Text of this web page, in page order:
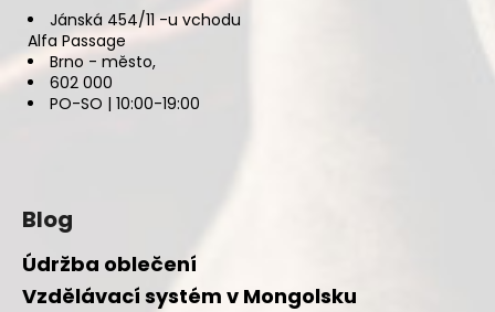
Jánská 454/11 -u vchodu
Alfa Passage
Brno - město,
602 000
PO-SO | 10:00-19:00
Blog
Údržba oblečení
Vzdělávací systém v Mongolsku